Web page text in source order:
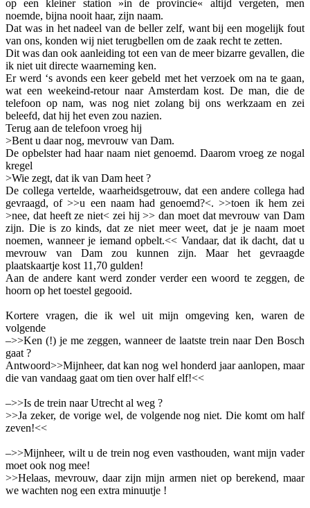
op een kleiner station »in de provincie« altijd vergeten, men
noemde, bijna nooit haar, zijn naam.
Dat was in het nadeel van de beller zelf, want bij een mogelijk fout
van ons, konden wij niet terugbellen om de zaak recht te zetten.
Dit was dan ook aanleiding tot een van de meer bizarre gevallen, die
ik niet uit directe waarneming ken.
Er werd ‘s avonds een keer gebeld met het verzoek om na te gaan,
wat een weekeind-retour naar Amsterdam kost. De man, die de
telefoon op nam, was nog niet zolang bij ons werkzaam en zei
beleefd, dat hij het even zou nazien.
Terug aan de telefoon vroeg hij
>Bent u daar nog, mevrouw van Dam.
De opbelster had haar naam niet genoemd. Daarom vroeg ze nogal
kregel
>Wie zegt, dat ik van Dam heet ?
De collega vertelde, waarheidsgetrouw, dat een andere collega had
gevraagd, of >>u een naam had genoemd?<. >>toen ik hem zei
>nee, dat heeft ze niet< zei hij >> dan moet dat mevrouw van Dam
zijn. Die is zo kinds, dat ze niet meer weet, dat je je naam moet
noemen, wanneer je iemand opbelt.<< Vandaar, dat ik dacht, dat u
mevrouw van Dam zou kunnen zijn. Maar het gevraagde
plaatskaartje kost 11,70 gulden!
Aan de andere kant werd zonder verder een woord te zeggen, de
hoorn op het toestel gegooid.
Kortere vragen, die ik wel uit mijn omgeving ken, waren de
volgende
–>>Ken (!) je me zeggen, wanneer de laatste trein naar Den Bosch
gaat ?
Antwoord>>Mijnheer, dat kan nog wel honderd jaar aanlopen, maar
die van vandaag gaat om tien over half elf!<<
–>>Is de trein naar Utrecht al weg ?
>>Ja zeker, de vorige wel, de volgende nog niet. Die komt om half
zeven!<<
–>>Mijnheer, wilt u de trein nog even vasthouden, want mijn vader
moet ook nog mee!
>>Helaas, mevrouw, daar zijn mijn armen niet op berekend, maar
we wachten nog een extra minuutje !